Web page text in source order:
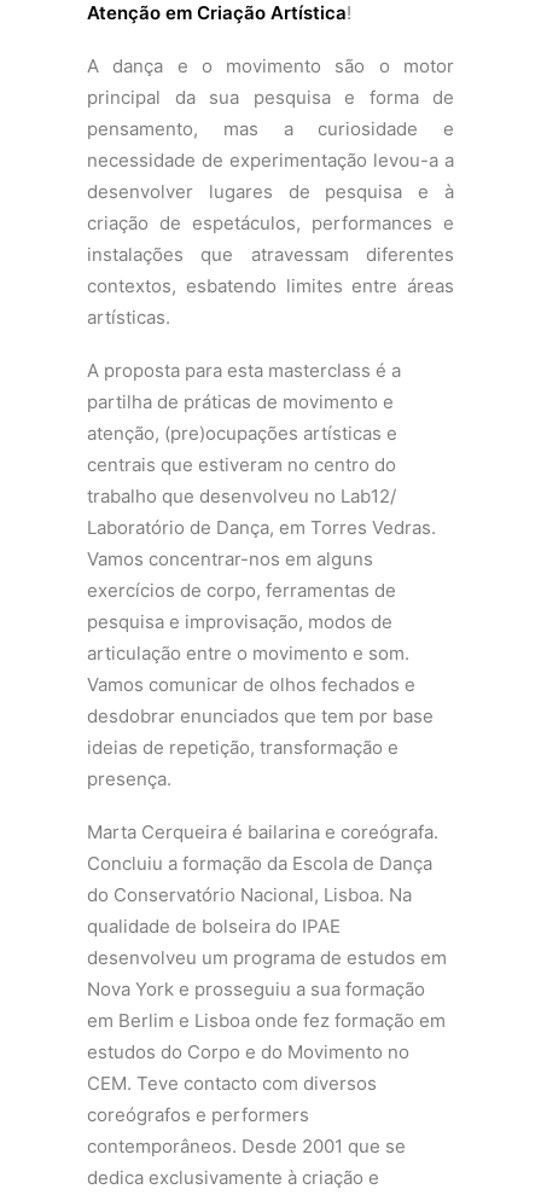
Atenção em Criação Artística!
A dança e o movimento são o motor
principal da sua pesquisa e forma de
pensamento, mas a curiosidade e
necessidade de experimentação levou-a a
desenvolver lugares de pesquisa e à
criação de espetáculos, performances e
instalações que atravessam diferentes
contextos, esbatendo limites entre áreas
artísticas.
A proposta para esta masterclass é a
partilha de práticas de movimento e
atenção, (pre)ocupações artísticas e
centrais que estiveram no centro do
trabalho que desenvolveu no Lab12/
Laboratório de Dança, em Torres Vedras.
Vamos concentrar-nos em alguns
exercícios de corpo, ferramentas de
pesquisa e improvisação, modos de
articulação entre o movimento e som.
Vamos comunicar de olhos fechados e
desdobrar enunciados que tem por base
ideias de repetição, transformação e
presença.
Marta Cerqueira é bailarina e coreógrafa.
Concluiu a formação da Escola de Dança
do Conservatório Nacional, Lisboa. Na
qualidade de bolseira do IPAE
desenvolveu um programa de estudos em
Nova York e prosseguiu a sua formação
em Berlim e Lisboa onde fez formação em
estudos do Corpo e do Movimento no
CEM. Teve contacto com diversos
coreógrafos e performers
contemporâneos. Desde 2001 que se
dedica exclusivamente à criação e